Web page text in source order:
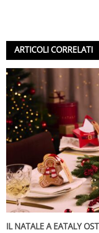
ARTICOLI CORRELATI
IL NATALE A EATALY